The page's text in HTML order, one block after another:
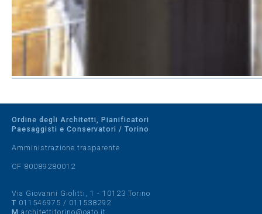
Ordine degli Architetti, Pianificatori
Paesaggisti e Conservatori / Torino
Amministrazione trasparente
CF 80089280012
Via Giovanni Giolitti, 1 - 10123 Torino
T 011546975 / 011538292
M architettitorino@oato.it